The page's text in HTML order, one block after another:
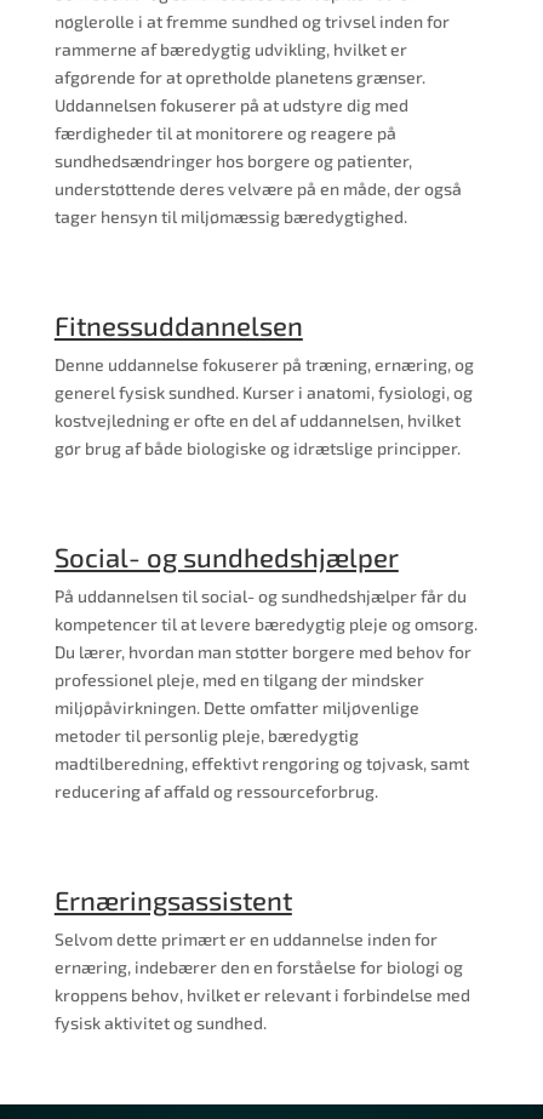
nøglerolle i at fremme sundhed og trivsel inden for
rammerne af bæredygtig udvikling, hvilket er
afgørende for at opretholde planetens grænser.
Uddannelsen fokuserer på at udstyre dig med
færdigheder til at monitorere og reagere på
sundhedsændringer hos borgere og patienter,
understøttende deres velvære på en måde, der også
tager hensyn til miljømæssig bæredygtighed.
Fitnessuddannelsen
Denne uddannelse fokuserer på træning, ernæring, og
generel fysisk sundhed. Kurser i anatomi, fysiologi, og
kostvejledning er ofte en del af uddannelsen, hvilket
gør brug af både biologiske og idrætslige principper.
Social- og sundhedshjælper
På uddannelsen til social- og sundhedshjælper får du
kompetencer til at levere bæredygtig pleje og omsorg.
Du lærer, hvordan man støtter borgere med behov for
professionel pleje, med en tilgang der mindsker
miljøpåvirkningen. Dette omfatter miljøvenlige
metoder til personlig pleje, bæredygtig
madtilberedning, effektivt rengøring og tøjvask, samt
reducering af affald og ressourceforbrug.
Ernæringsassistent
Selvom dette primært er en uddannelse inden for
ernæring, indebærer den en forståelse for biologi og
kroppens behov, hvilket er relevant i forbindelse med
fysisk aktivitet og sundhed.